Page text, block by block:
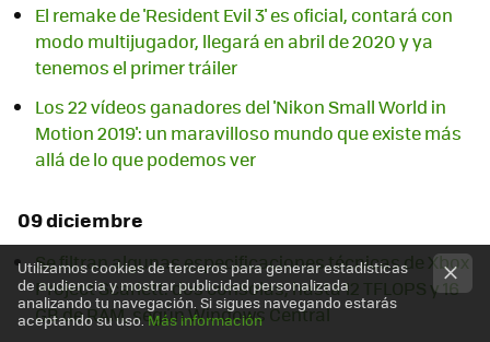
El remake de 'Resident Evil 3' es oficial, contará con
modo multijugador, llegará en abril de 2020 y ya
tenemos el primer tráiler
Los 22 vídeos ganadores del 'Nikon Small World in
Motion 2019': un maravilloso mundo que existe más
allá de lo que podemos ver
09 diciembre
Se filtran algunas especificaciones técnicas de Xbox
Project Scarlett: dos consolas, hasta 12 TFLOPS y 16
GB de RAM, según Windows Central
Utilizamos cookies de terceros para generar estadísticas
de audiencia y mostrar publicidad personalizada
analizando tu navegación. Si sigues navegando estarás
aceptando su uso.Más información